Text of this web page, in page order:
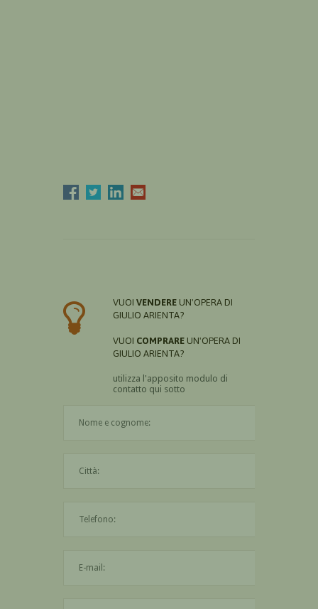
VUOI VENDERE UN'OPERA DI
GIULIO ARIENTA?
VUOI COMPRARE UN'OPERA DI
GIULIO ARIENTA?
utilizza l'apposito modulo di
contatto qui sotto